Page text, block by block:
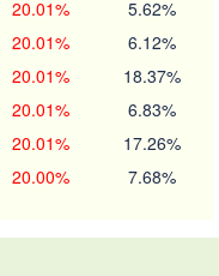
20.01% 5.62%
20.01% 6.12%
20.01% 18.37%
20.01% 6.83%
20.01% 17.26%
20.00% 7.68%